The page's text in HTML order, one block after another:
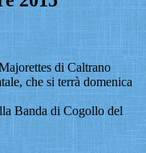
di Caltrano
che si terrà domenica
Banda di Cogollo del